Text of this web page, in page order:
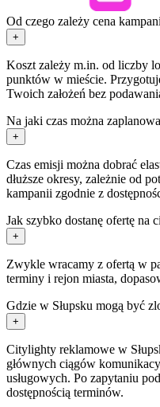
Od czego zależy cena
+
Koszt zależy m.in. od liczby
punktów w mieście.
Twoich założeń bez
Na jaki czas można
+
Czas emisji można dobrać
dłuższe okresy, zależnie od
kampanii zgodnie z
Jak szybko dostanę ofertę na
+
Zwykle wracamy z ofertą w
terminy i rejon miasta,
Gdzie w Słupsku mogą być
+
Citylighty reklamowe w
głównych ciągów
usługowych. Po zapytaniu
dostępnością terminów.